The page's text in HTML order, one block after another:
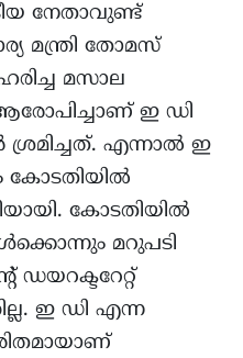
നേതാവുണ്ട്
മന്ത്രി തോമസ്
മസാല
ഇ ഡി
എന്നാൽ ഇ
കോടതിയിൽ
കോടതിയിൽ
മറുപടി
ഇ ഡി എന്ന